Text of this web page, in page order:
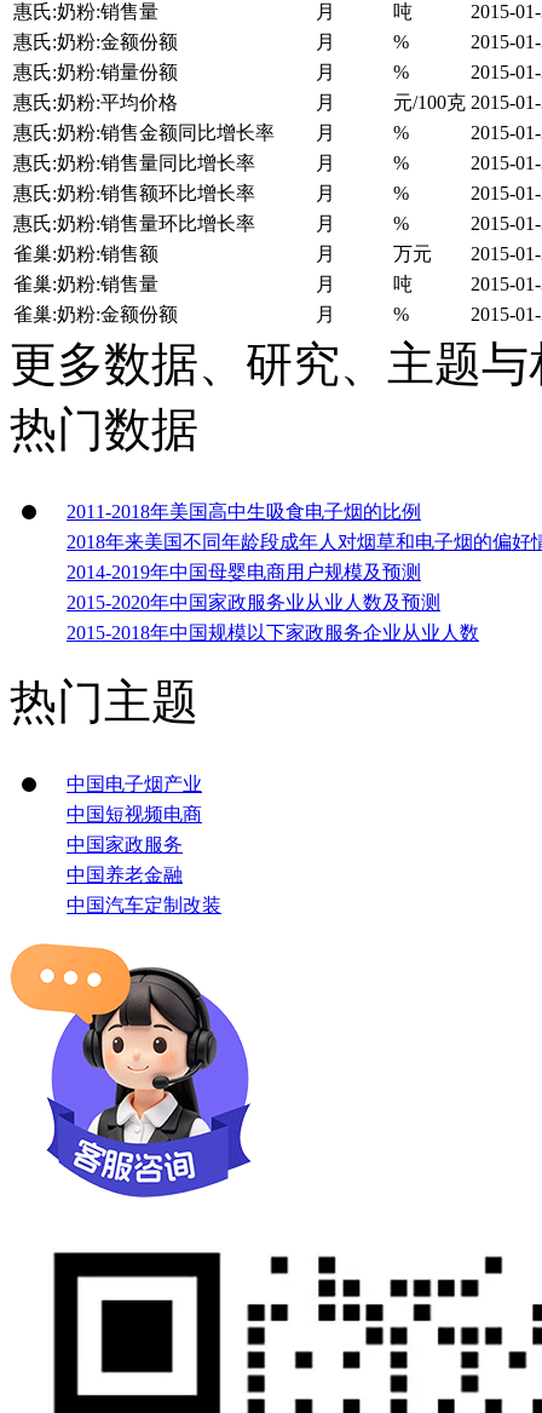
惠氏:奶粉:销售量
月 吨
2015-
惠氏:奶粉:金额份额
月 %
2015-
惠氏:奶粉:销量份额
月 %
2015-
惠氏:奶粉:平均价格
月 元/100克 2015-
惠氏:奶粉:销售金额同比增长率
月 %
2015-
惠氏:奶粉:销售量同比增长率
月 %
2015-
惠氏:奶粉:销售额环比增长率
月 %
2015-
惠氏:奶粉:销售量环比增长率
月 %
2015-
雀巢:奶粉:销售额
月 万元
2015-
雀巢:奶粉:销售量
月 吨
2015-
雀巢:奶粉:金额份额
月 % 2015-
更多数据、研究、主题
热门数据
2011-2018年美国高中生吸食电子烟的比例
2018年来美国不同年龄段成年人对烟草和电子烟的偏好
2014-2019年中国母婴电商用户规模及预测
2015-2020年中国家政服务业从业人数及预测
2015-2018年中国规模以下家政服务企业从业人数
热门主题
中国电子烟产业
中国短视频电商
中国家政服务
中国养老金融
中国汽车定制改装